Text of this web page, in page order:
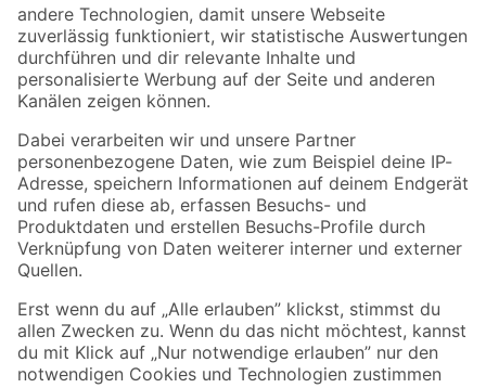
Zur Newsletter Anmeldung
Folge uns
Zahlungsarten Versandarten
Sicher einkaufen
Jetzt die toom-App herunterladen